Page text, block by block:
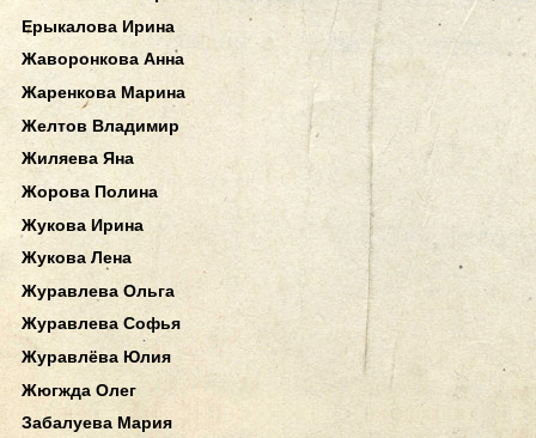
Ерыкалова Ирина
Жаворонкова Анна
Жаренкова Марина
Желтов Владимир
Жиляева Яна
Жорова Полина
Жукова Ирина
Жукова Лена
Журавлева Ольга
Журавлева Софья
Журавлёва Юлия
Жюгжда Олег
Забалуева Мария